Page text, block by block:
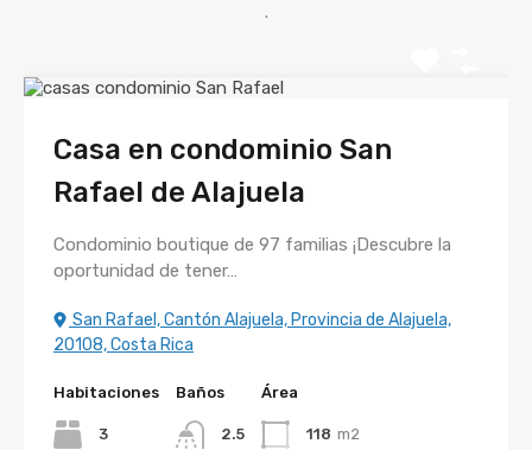
.
Casa en condominio San
Rafael de Alajuela
Condominio boutique de 97 familias ¡Descubre la
oportunidad de tener…
San Rafael, Cantón Alajuela, Provincia de Alajuela,
20108, Costa Rica
Habitaciones
3
Baños
2.5
Área
118 m2